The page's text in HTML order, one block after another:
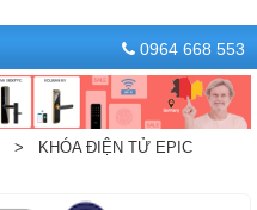
0964 668 553
> KHÓA ĐIỆN TỬ EPIC